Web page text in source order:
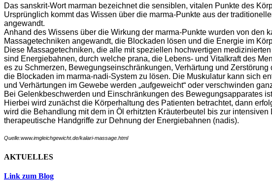
Das sanskrit-Wort marman bezeichnet die sensiblen, vitalen Punkte des
Ursprünglich kommt das Wissen über die marma-Punkte aus der
angewandt.
Anhand des Wissens über die Wirkung der marma-Punkte wurden von
Massagetechniken angewandt, die Blockaden lösen und die Energie im
Diese Massagetechniken, die alle mit speziellen hochwertigen
sind Energiebahnen, durch welche prana, die Lebens- und Vitalkraft des
es zu Schmerzen, Bewegungseinschränkungen, Verhärtung und
die Blockaden im marma-nadi-System zu lösen. Die Muskulatur kann sich
und Verhärtungen im Gewebe werden „aufgeweicht“ oder verschwinden
Bei Gelenkbeschwerden und Einschränkungen des Bewegungsapparates
Hierbei wird zunächst die Körperhaltung des Patienten betrachtet, dann
wird die Behandlung mit dem in Öl erhitzten Kräuterbeutel bis zur
therapeutische Handgriffe zur Dehnung der Energiebahnen (nadis).
Quelle:www.imgleichgewicht.de/kalari-massage.html
AKTUELLES
Link zum Blog